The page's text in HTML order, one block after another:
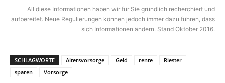
All diese Informationen haben wir für Sie gründlich recherchiert und
aufbereitet. Neue Regulierungen können jedoch immer dazu führen, dass
sich Informationen ändern. Stand Oktober 2016.
SCHLAGWORTE Altersvorsorge Geld rente
Riester
sparen
Vorsorge